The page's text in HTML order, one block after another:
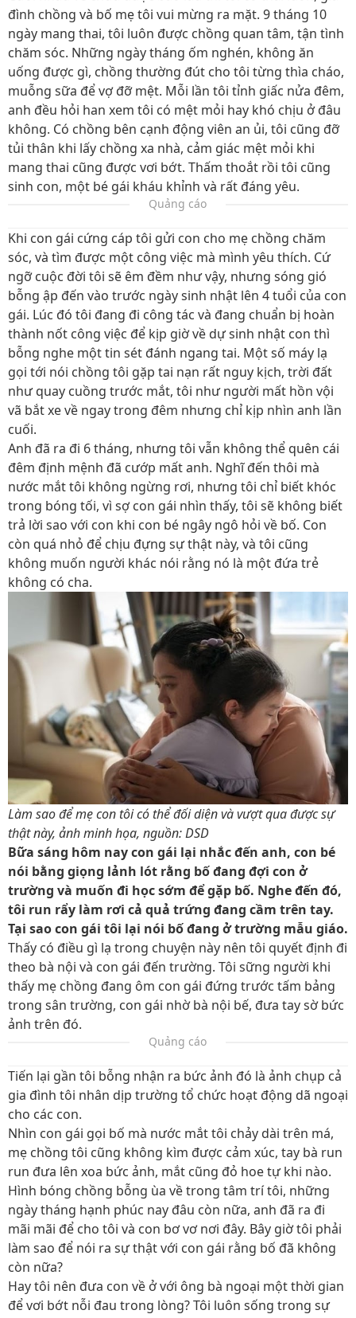
đình chồng và bố mẹ tôi vui mừng ra mặt. 9 tháng 10
ngày mang thai, tôi luôn được chồng quan tâm, tận tình
chăm sóc. Những ngày tháng ốm nghén, không ăn
uống được gì, chồng thường đút cho tôi từng thìa cháo,
muỗng sữa để vợ đỡ mệt. Mỗi lần tôi tỉnh giấc nửa đêm,
anh đều hỏi han xem tôi có mệt mỏi hay khó chịu ở đâu
không. Có chồng bên cạnh động viên an ủi, tôi cũng đỡ
tủi thân khi lấy chồng xa nhà, cảm giác mệt mỏi khi
mang thai cũng được vơi bớt. Thấm thoắt rồi tôi cũng
sinh con, một bé gái kháu khỉnh và rất đáng yêu.
Quảng cáo
Khi con gái cứng cáp tôi gửi con cho mẹ chồng chăm
sóc, và tìm được một công việc mà mình yêu thích. Cứ
ngỡ cuộc đời tôi sẽ êm đềm như vậy, nhưng sóng gió
bỗng ập đến vào trước ngày sinh nhật lên 4 tuổi của con
gái. Lúc đó tôi đang đi công tác và đang chuẩn bị hoàn
thành nốt công việc để kịp giờ về dự sinh nhật con thì
bỗng nghe một tin sét đánh ngang tai. Một số máy lạ
gọi tới nói chồng tôi gặp tai nạn rất nguy kịch, trời đất
như quay cuồng trước mắt, tôi như người mất hồn vội
vã bắt xe về ngay trong đêm nhưng chỉ kịp nhìn anh lần
cuối.
Anh đã ra đi 6 tháng, nhưng tôi vẫn không thể quên cái
đêm định mệnh đã cướp mất anh. Nghĩ đến thôi mà
nước mắt tôi không ngừng rơi, nhưng tôi chỉ biết khóc
trong bóng tối, vì sợ con gái nhìn thấy, tôi sẽ không biết
trả lời sao với con khi con bé ngây ngô hỏi về bố. Con
còn quá nhỏ để chịu đựng sự thật này, và tôi cũng
không muốn người khác nói rằng nó là một đứa trẻ
không có cha.
Làm sao để mẹ con tôi có thể đối diện và vượt qua được sự
thật này, ảnh minh họa, nguồn: DSD
Bữa sáng hôm nay con gái lại nhắc đến anh, con bé
nói bằng giọng lảnh lót rằng bố đang đợi con ở
trường và muốn đi học sớm để gặp bố. Nghe đến đó,
tôi run rẩy làm rơi cả quả trứng đang cầm trên tay.
Tại sao con gái tôi lại nói bố đang ở trường mẫu giáo.
Thấy có điều gì lạ trong chuyện này nên tôi quyết định đi
theo bà nội và con gái đến trường. Tôi sững người khi
thấy mẹ chồng đang ôm con gái đứng trước tấm bảng
trong sân trường, con gái nhờ bà nội bế, đưa tay sờ bức
ảnh trên đó.
Quảng cáo
Tiến lại gần tôi bỗng nhận ra bức ảnh đó là ảnh chụp cả
gia đình tôi nhân dịp trường tổ chức hoạt động dã ngoại
cho các con.
Nhìn con gái gọi bố mà nước mắt tôi chảy dài trên má,
mẹ chồng tôi cũng không kìm được cảm xúc, tay bà run
run đưa lên xoa bức ảnh, mắt cũng đỏ hoe tự khi nào.
Hình bóng chồng bỗng ùa về trong tâm trí tôi, những
ngày tháng hạnh phúc nay đâu còn nữa, anh đã ra đi
mãi mãi để cho tôi và con bơ vơ nơi đây. Bây giờ tôi phải
làm sao để nói ra sự thật với con gái rằng bố đã không
còn nữa?
Hay tôi nên đưa con về ở với ông bà ngoại một thời gian
để vơi bớt nỗi đau trong lòng? Tôi luôn sống trong sự